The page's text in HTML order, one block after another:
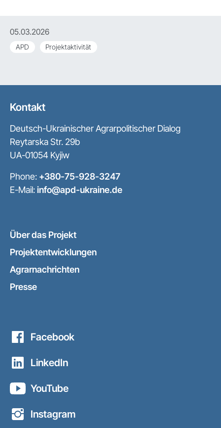
05.03.2026
APD Projektaktivität
Kontakt
Deutsch-Ukrainischer Agrarpolitischer Dialog
Reytarska Str. 29b
UA-01054 Kyjiw
Phone: +380-75-928-3247
E-Mail:info@apd-ukraine.de
Über das Projekt
Projektentwicklungen
Agrarnachrichten
Presse
Facebook
LinkedIn
YouTube
Instagram